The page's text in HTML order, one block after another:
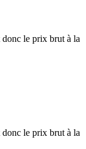
le prix brut à la
le prix brut à la